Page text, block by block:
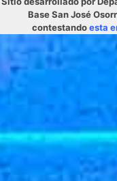
Base San José
contestandoesta